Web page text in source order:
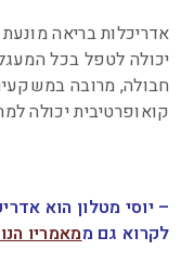
אדריכלות בריאה
יכולה לטפל בכל
חבולה, מרובה
קואופרטיבית יכולה
– יוסי מטלון הוא
לקרוא גם ממאמריו